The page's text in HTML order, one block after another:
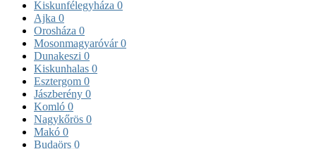
Kiskunfélegyháza 0
Ajka 0
Orosháza 0
Mosonmagyaróvár0
Dunakeszi 0
Kiskunhalas 0
Esztergom 0
Jászberény 0
Komló 0
Nagykőrös 0
Makó 0
Budaörs 0